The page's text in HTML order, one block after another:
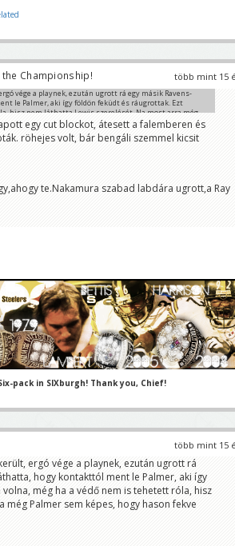
több mint 15
Championship!
vége a playnek, ezután ugrott rá egy másik Ravens-
le Palmer, aki így földön feküdt és ráugrottak. Ezt
hisz nem láthatta Lewis szerelését. Na most arra még
egy cut blockot, átesett a falemberen és
röhejes volt, bár bengáli szemmel kicsit
te.Nakamura szabad labdára ugrott,a Ray
pack in SIXburgh! Thank you, Chief!
több mint 15
ergó vége a playnek, ezután ugrott rá
hogy kontakttól ment le Palmer, aki így
még ha a védő nem is tehetett róla, hisz
Palmer sem képes, hogy hason fekve